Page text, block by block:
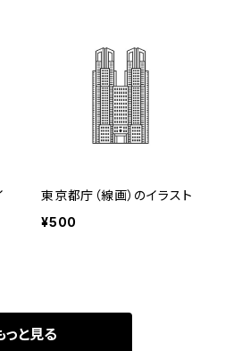
東京都庁（線画）のイラスト
¥500
っと見る